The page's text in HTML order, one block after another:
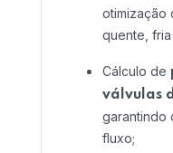
otimização
quente,
Cálculo de
válvulas
garantindo
fluxo;